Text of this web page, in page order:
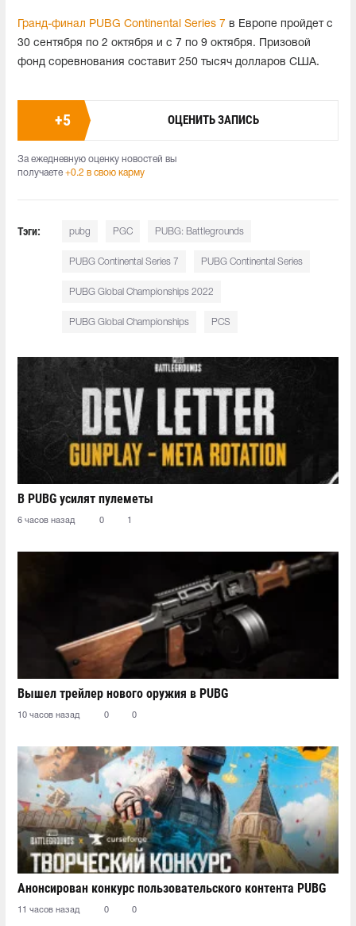
Гранд-финал PUBG Continental Series 7 в Европе пройдет с
30 сентября по 2 октября и с 7 по 9 октября. Призовой
фонд соревнования составит 250 тысяч долларов США.
+5 ОЦЕНИТЬ ЗАПИСЬ
За ежедневную оценку новостей вы
получаете +0.2 в свою карму
Тэги: pubg PGC PUBG: Battlegrounds
PUBG Continental Series 7 PUBG Continental Series
PUBG Global Championships 2022
PUBG Global Championships PCS
В PUBG усилят пулеметы
6 часов назад 0 1
Вышел трейлер нового оружия в PUBG
10 часов назад 0 0
Анонсирован конкурс пользовательского контента PUBG
11 часов назад 0 0